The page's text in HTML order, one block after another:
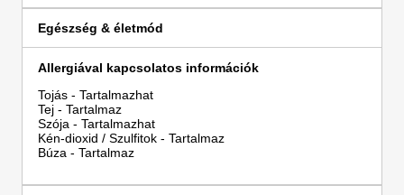
Egészség & életmód
Allergiával kapcsolatos információk
Tojás - Tartalmazhat
Tej - Tartalmaz
Szója - Tartalmazhat
Kén-dioxid / Szulfitok - Tartalmaz
Búza - Tartalmaz